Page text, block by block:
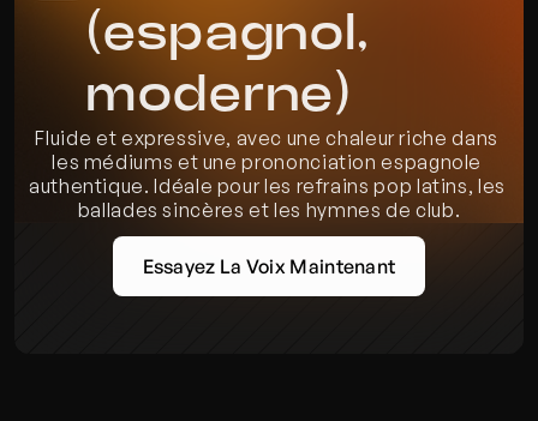
(espagnol,
moderne)
Fluide et expressive, avec une chaleur riche dans
les médiums et une prononciation espagnole
authentique. Idéale pour les refrains pop latins, les
ballades sincères et les hymnes de club.
Essayez La Voix Maintenant